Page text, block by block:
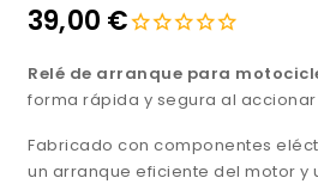
39,00 €
Relé de arranque para
forma rápida y segura al
Fabricado con componentes
un arranque eficiente del motor y